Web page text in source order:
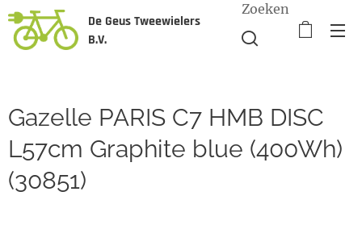
De Geus Tweewielers
B.V.
Zoeken
Gazelle PARIS C7 HMB DISC
L57cm Graphite blue (400Wh)
(30851)